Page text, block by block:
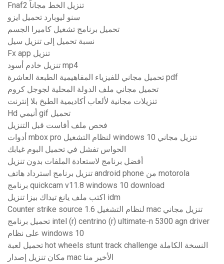
Fnaf2 تنزيل الخط مجاناً
سنو ليوبارد تحميل ايزو
تحميل برنامج تشغيل كاميرا الجسم
نسبة تحميل إلى تنزيل سيل
Fx app تنزيل
تنزيل خادم أسود mp4
تحميل مجاني للفيزياء المفاهيمية الطبعة العاشرة pdf
تحميل مجاني ملف الدولة المحلية لجوجل كروم
تنزيلات مجانية لألعاب أكاديمية الطبخ بلا إنترنت
Hd أنيمي gif تحميل
فحص ملف أفاست قبل التنزيل
أدوات mbox pro لنظام التشغيل windows 10 تنزيل مجاني
الحواس تفشل في تحميل البوم غيابك
أفضل برنامج لاستعادة الملفات بدون تنزيل
تنزيل برنامج استرداد هاتف android phone من motorola
برنامج quickcam v11.8 windows 10 download
اكتب ملف يانغ تيداك بيزا تنزيل idm
Counter strike source 1.6 لنظام التشغيل mac تنزيل مجاني
تحميل برنامج intel (r) centrino (r) ultimate-n 5300 agn driver
على نظام windows 10
تحميل لعبة hot wheels stunt track challenge النسخة الكاملة
مكان تنزيل إصدار mac الأخير منا